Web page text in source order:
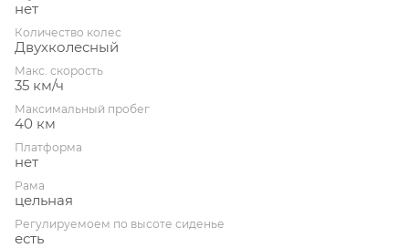
нет
Количество колес
Двухколесный
Макс. скорость
35 км/ч
Максимальный пробег
40 км
Платформа
нет
Рама
цельная
Регулируемоем по высоте сиденье
есть